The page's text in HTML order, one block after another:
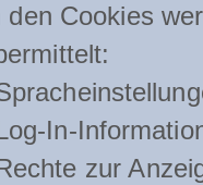
den Cookies
In-
zur